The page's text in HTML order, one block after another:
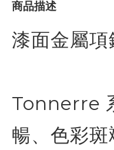
商品描述
漆面金屬項
Tonnerre
暢、色彩